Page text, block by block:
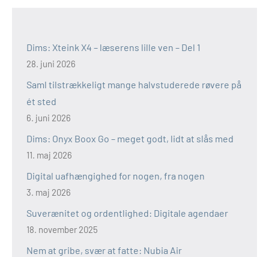
Dims: Xteink X4 – læserens lille ven – Del 1
28. juni 2026
Saml tilstrækkeligt mange halvstuderede røvere på
ét sted
6. juni 2026
Dims: Onyx Boox Go – meget godt, lidt at slås med
11. maj 2026
Digital uafhængighed for nogen, fra nogen
3. maj 2026
Suverænitet og ordentlighed: Digitale agendaer
18. november 2025
Nem at gribe, svær at fatte: Nubia Air